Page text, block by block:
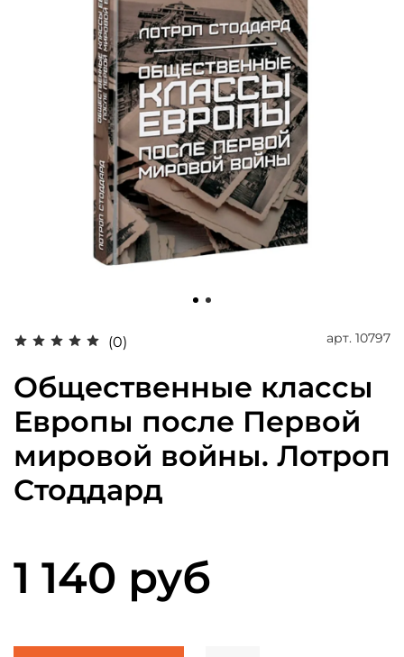
(0) арт. 10797
Общественные классы
Европы после Первой
мировой войны. Лотроп
Стоддард
1 140 руб